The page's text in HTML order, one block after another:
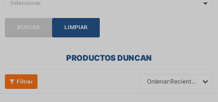
BUSCAR LIMPIAR
PRODUCTOS DUNCAN
Recientes